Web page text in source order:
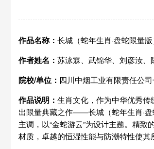
作品名称： 长城（蛇年生肖·盘蛇限量版
作者姓名： 苏泳霖、武锦华、刘彦汝、
院校/单位： 四川中烟工业有限责任公
作品说明： 生肖文化，作为中华优秀传
出限量典藏之作——长城（蛇年生肖·
主调，以“金蛇游云”为设计主题。精
材质，卓越的恒湿性能与防潮特性使